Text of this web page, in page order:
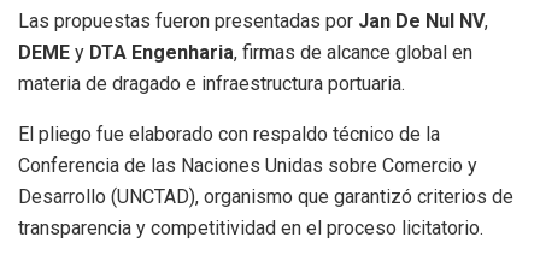
Las propuestas fueron presentadas por Jan De Nul NV,
DEME y DTA Engenharia, firmas de alcance global en
materia de dragado e infraestructura portuaria.
El pliego fue elaborado con respaldo técnico de la
Conferencia de las Naciones Unidas sobre Comercio y
Desarrollo (UNCTAD), organismo que garantizó criterios de
transparencia y competitividad en el proceso licitatorio.